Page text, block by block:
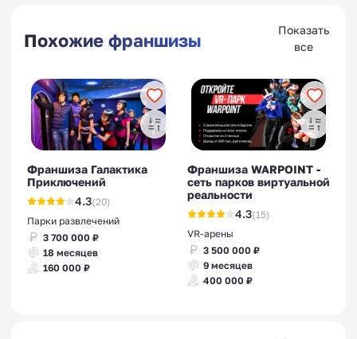
Похожие франшизы
Показать
все
Франшиза Галактика
Приключений
4.3(20)
Парки развлечений
3 700 000 ₽
18 месяцев
160 000 ₽
Франшиза WARPOINT -
сеть парков виртуальной
реальности
4.3(15)
VR-арены
3 500 000 ₽
9 месяцев
400 000 ₽